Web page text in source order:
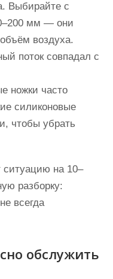
Выбирайте с
мм — они
воздуха.
поток совпадал с
ножки часто
силиконовые
чтобы убрать
ситуацию на 10–
разборку:
всегда
обслужить